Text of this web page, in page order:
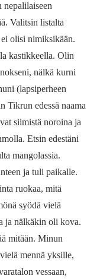
nepalilaiseen
Valitsin listalta
olisi nimiksikään.
kastikkeella. Olin
nälkä kurni
(lapsiperheen
Tikrun edessä naama
silmistä noroina ja
Etsin edestäni
mangolassia.
ja tuli paikalle.
ruokaa, mitä
syödä vielä
ja nälkäkin oli kova.
mitään. Minun
mennä yksille,
vessaan,